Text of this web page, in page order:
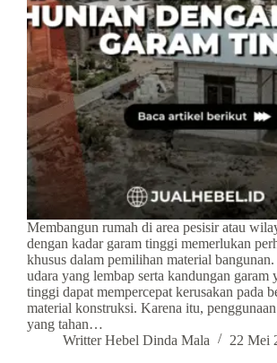
Membangun rumah di area pesisir atau
dengan kadar garam tinggi memerlukan
khusus dalam pemilihan material
udara yang lembap serta kandungan garam
tinggi dapat mempercepat kerusakan pada
material konstruksi. Karena itu,
yang tahan…
Writter Hebel Dinda Mala
22 Mei